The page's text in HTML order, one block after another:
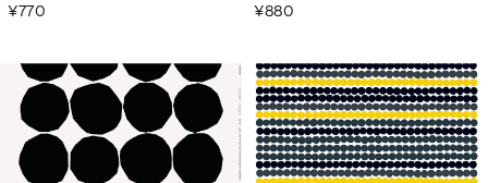
¥770
¥880